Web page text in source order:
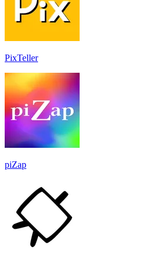
PixTeller
piZap